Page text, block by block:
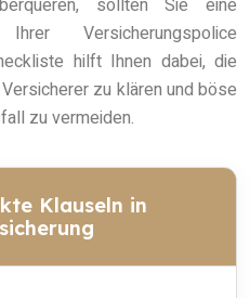
sollten Sie eine
Versicherungspolice
hilft Ihnen dabei, die
zu klären und böse
zu vermeiden.
Klauseln in